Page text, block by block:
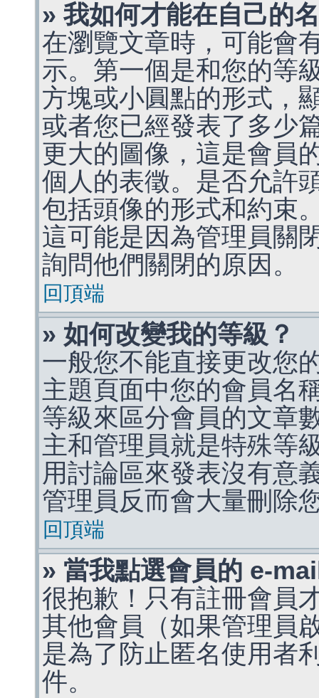
» 我如何才能在自己的
在瀏覽文章時，可能會
示。第一個是和您的等
方塊或小圓點的形式，
或者您已經發表了多少
更大的圖像，這是會員
個人的表徵。是否允許
包括頭像的形式和約束
這可能是因為管理員關
詢問他們關閉的原因。
回頂端
» 如何改變我的等級？
一般您不能直接更改您
主題頁面中您的會員名
等級來區分會員的文章
主和管理員就是特殊等
用討論區來發表沒有意
管理員反而會大量刪除
回頂端
» 當我點選會員的 e-
很抱歉！只有註冊會員
其他會員（如果管理員
是為了防止匿名使用者
件。